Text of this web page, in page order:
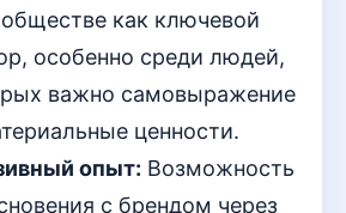
обществе как ключевой
особенно среди людей,
важно самовыражение
ценности.
опыт: Возможность
с брендом через